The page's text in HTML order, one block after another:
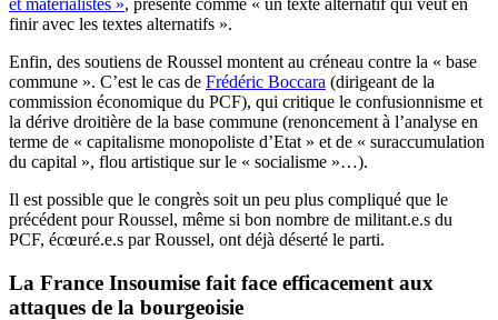
finir avec les textes alternatifs ».
Enfin, des soutiens de Roussel montent au créneau contre la « base
commune ». C’est le cas de Frédéric Boccara (dirigeant de la
commission économique du PCF), qui critique le confusionnisme et
la dérive droitière de la base commune (renoncement à l’analyse en
terme de « capitalisme monopoliste d’Etat » et de « suraccumulation
du capital », flou artistique sur le « socialisme »…).
Il est possible que le congrès soit un peu plus compliqué que le
précédent pour Roussel, même si bon nombre de militant.e.s du
PCF, écœuré.e.s par Roussel, ont déjà déserté le parti.
La France Insoumise fait face efficacement aux
attaques de la bourgeoisie